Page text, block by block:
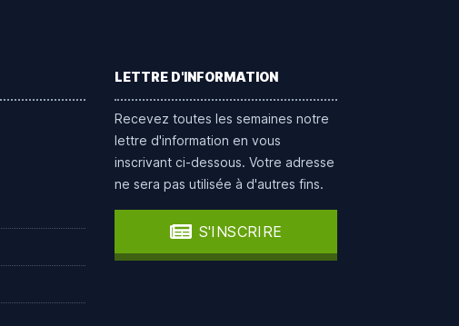
LETTRE D'INFORMATION
Recevez toutes les semaines notre
lettre d'information en vous
inscrivant ci-dessous. Votre adresse
ne sera pas utilisée à d'autres fins.
S'INSCRIRE